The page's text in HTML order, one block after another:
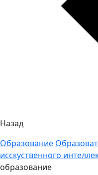
Назад
Образование
исскуственного
образование